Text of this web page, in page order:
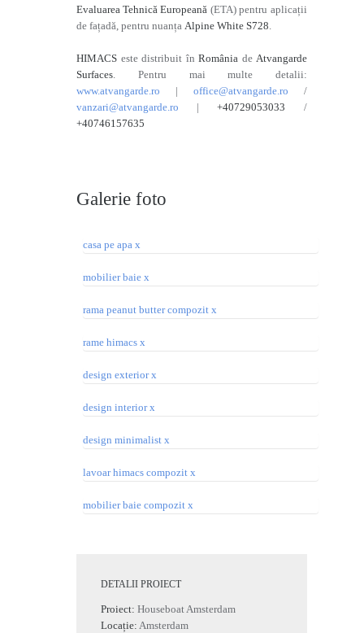
Evaluarea Tehnică Europeană (ETA) pentru aplicații
de fațadă, pentru nuanța Alpine White S728.
HIMACS este distribuit în România de Atvangarde
Surfaces. Pentru mai multe detalii:
www.atvangarde.ro | office@atvangarde.ro /
vanzari@atvangarde.ro | +40729053033 /
+40746157635
Galerie foto
DETALII PROIECT
Proiect: Houseboat Amsterdam
Locație: Amsterdam